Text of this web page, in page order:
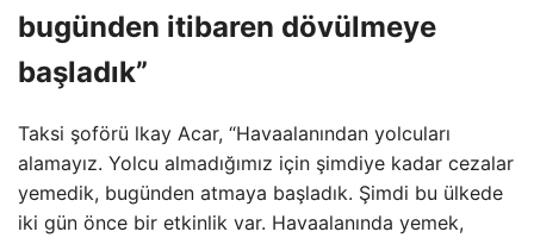
bugünden itibaren dövülmeye
başladık”
Taksi şoförü lkay Acar, “Havaalanından yolcuları
alamayız. Yolcu almadığımız için şimdiye kadar cezalar
yemedik, bugünden atmaya başladık. Şimdi bu ülkede
iki gün önce bir etkinlik var. Havaalanında yemek,